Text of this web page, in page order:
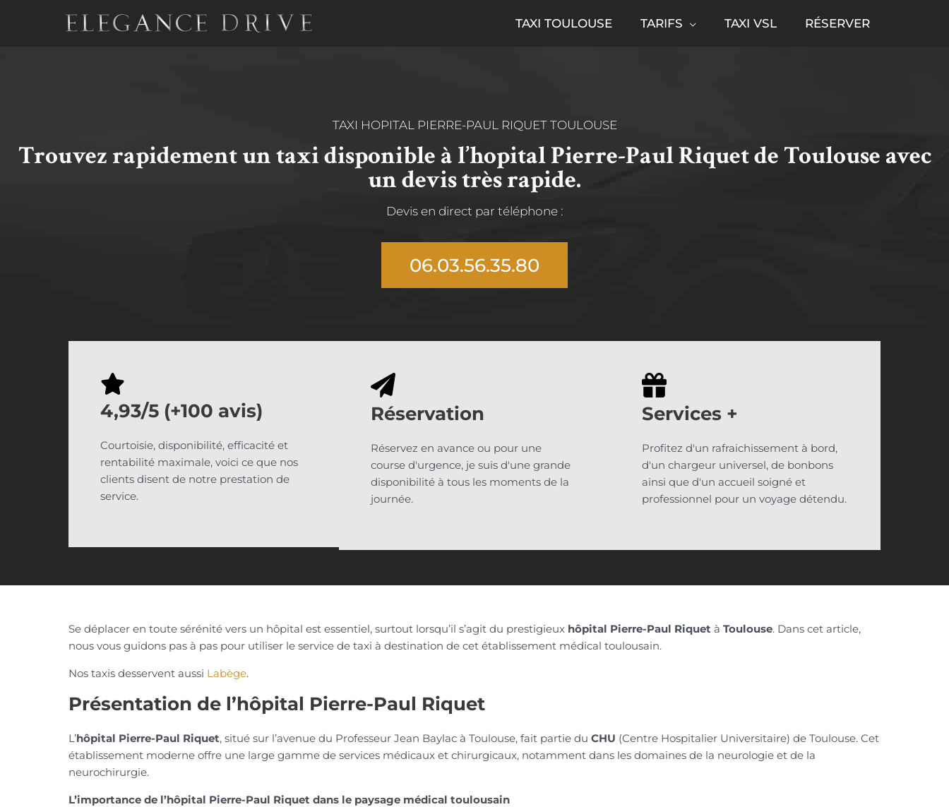
TAXI TOULOUSE TARIFS TAXI VSL RÉSERVER
TAXI HOPITAL PIERRE-PAUL RIQUET TOULOUSE
Trouvez rapidement un taxi disponible à l’hopital Pierre-Paul Riquet de Toulouse avec
un devis très rapide.
Devis en direct par téléphone :
06.03.56.35.80
4,93/5 (+100 avis)
Courtoisie, disponibilité, efficacité et
rentabilité maximale, voici ce que nos
clients disent de notre prestation de
service.
Réservation
Réservez en avance ou pour une
course d'urgence, je suis d'une grande
disponibilité à tous les moments de la
journée.
Services +
Profitez d'un rafraichissement à bord,
d'un chargeur universel, de bonbons
ainsi que d'un accueil soigné et
professionnel pour un voyage détendu.
Se déplacer en toute sérénité vers un hôpital est essentiel, surtout lorsqu’il s’agit du prestigieux hôpital Pierre-Paul Riquet à Toulouse. Dans cet article,
nous vous guidons pas à pas pour utiliser le service de taxi à destination de cet établissement médical toulousain.
Nos taxis desservent aussi Labège.
Présentation de l’hôpital Pierre-Paul Riquet
L’hôpital Pierre-Paul Riquet, situé sur l’avenue du Professeur Jean Baylac à Toulouse, fait partie du CHU (Centre Hospitalier Universitaire) de Toulouse. Cet
établissement moderne offre une large gamme de services médicaux et chirurgicaux, notamment dans les domaines de la neurologie et de la
neurochirurgie.
L’importance de l’hôpital Pierre-Paul Riquet dans le paysage médical toulousain